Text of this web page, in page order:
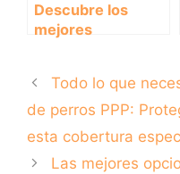
Descubre los
mejores
Asturias con tu fiel
amigo peludo.
Todo lo que
de perros PPP:
esta cobertura
Las mejores